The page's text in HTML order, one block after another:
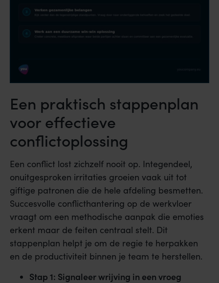
Een praktisch stappenplan
voor effectieve
conflictoplossing
Een conflict lost zichzelf nooit op. Integendeel,
onuitgesproken irritaties groeien vaak uit tot
giftige patronen die de hele afdeling besmetten.
Succesvolle conflicthantering op de werkvloer
vraagt om een methodische aanpak die emoties
erkent maar de feiten centraal stelt. Dit
stappenplan helpt je om de regie te herpakken
en de productiviteit binnen je team te herstellen.
Stap 1: Signaleer wrijving in een vroeg